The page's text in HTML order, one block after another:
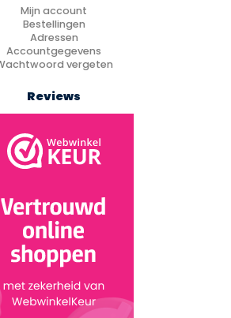
Mijn account
Bestellingen
Adressen
Accountgegevens
vergeten
Reviews